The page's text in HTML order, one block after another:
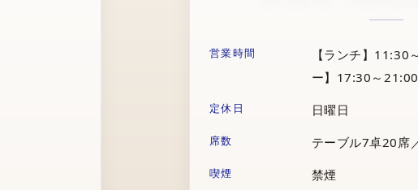
営業時間
【ランチ】11:30
ー】17:30～
定休日 日曜日
席数 テーブル7卓20席
喫煙 禁煙